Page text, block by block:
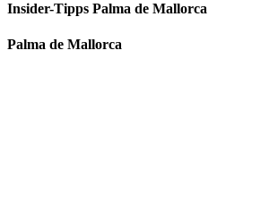
Insider-Tipps Palma de Mallorca
Palma de Mallorca